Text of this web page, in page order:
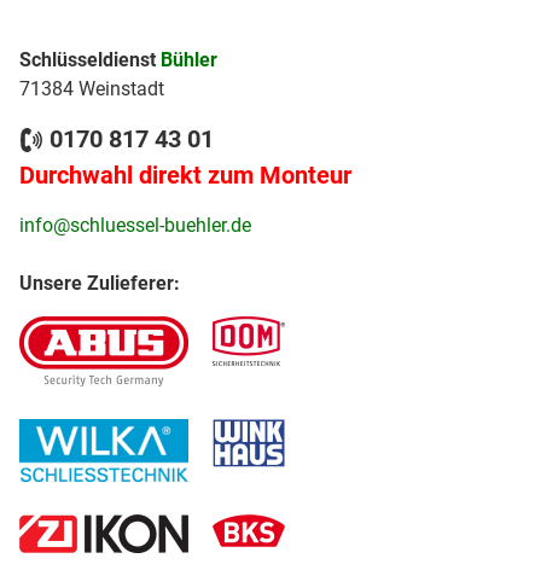
Schlüsseldienst Bühler
71384 Weinstadt
0170 817 43 01
Durchwahl direkt zum Monteur
info@schluessel-buehler.de
Unsere Zulieferer: